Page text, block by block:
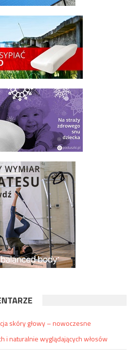
skóry głowy – nowoczesne
i naturalnie wyglądających włosów